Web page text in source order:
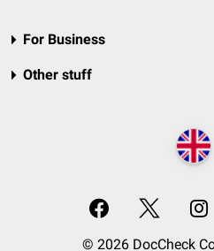
For Business
Other stuff
© 2026 DocCheck